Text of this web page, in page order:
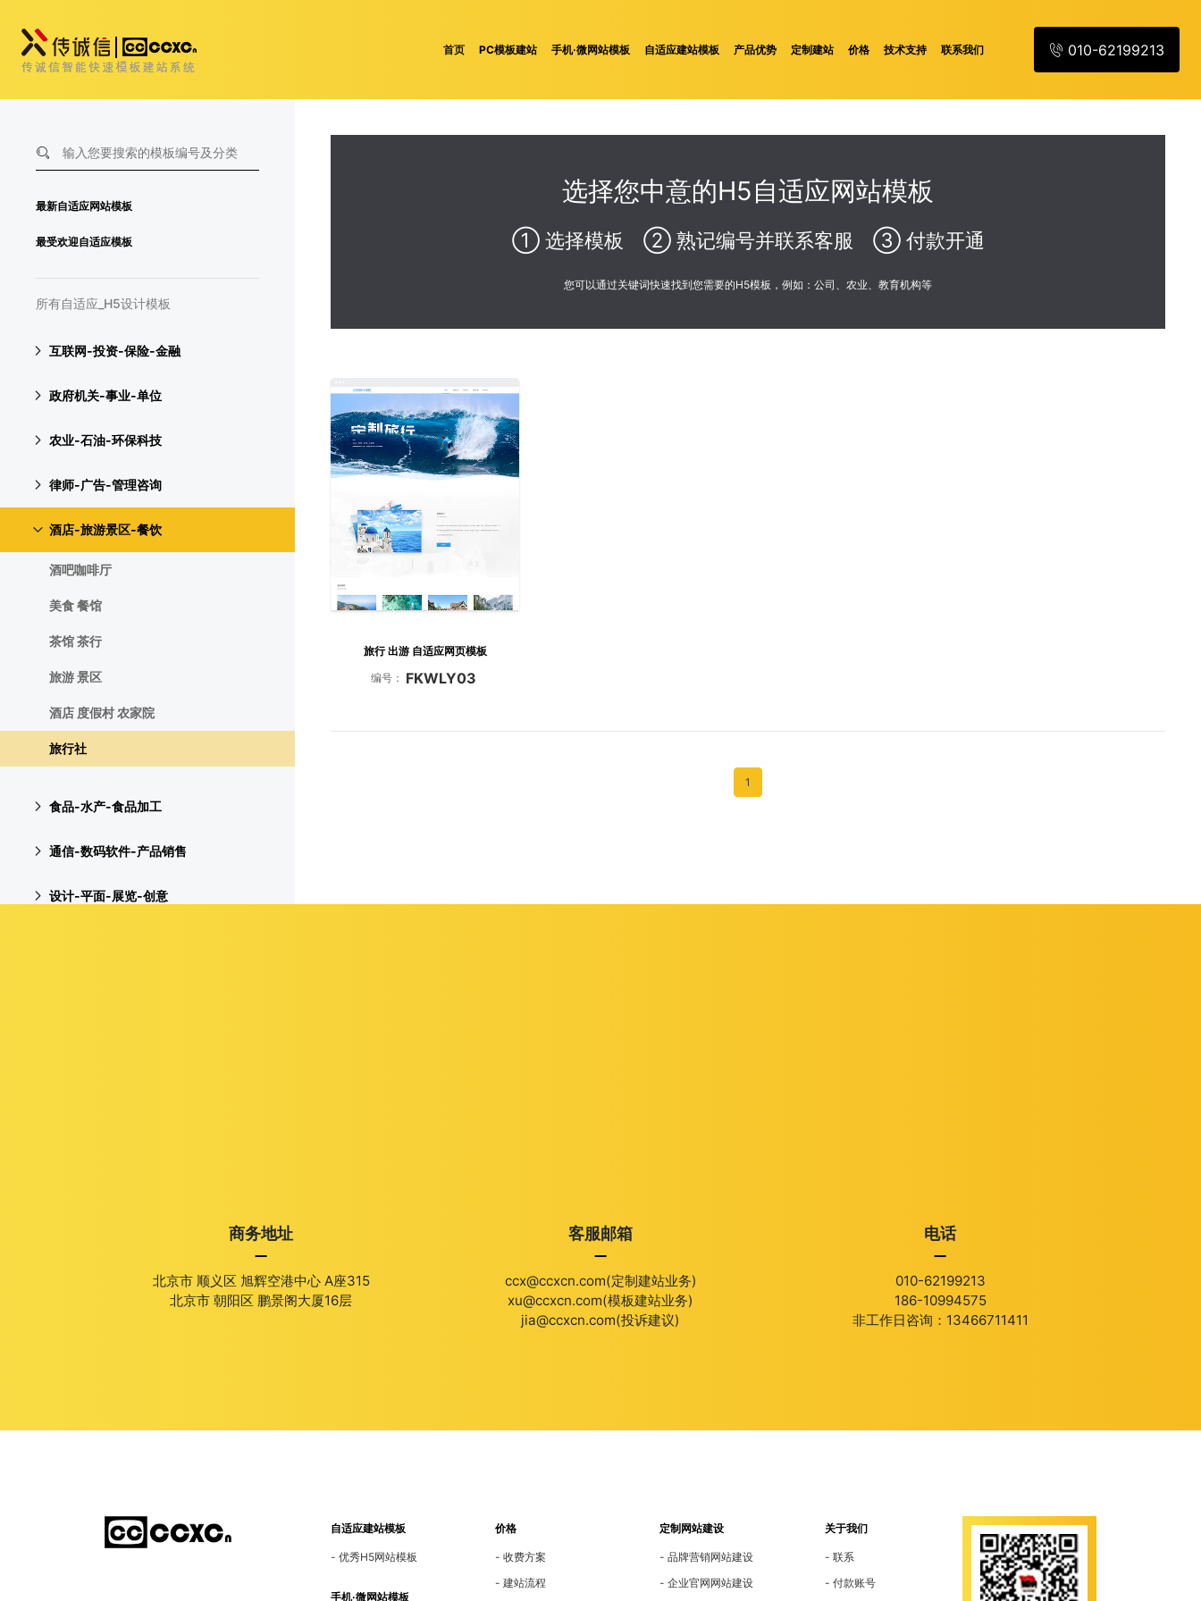
首页 PC模板建站 手机·微网站模板 自适应建站模板 产品优势 定制建站 价格 技术支持 联系我们 010-62199213
最新自适应网站模板
最受欢迎自适应模板
所有自适应_H5设计模板
互联网-投资-保险-金融
政府机关-事业-单位
农业-石油-环保科技
律师-广告-管理咨询
酒店-旅游景区-餐饮
酒吧咖啡厅
美食 餐馆
茶馆 茶行
旅游 景区
酒店 度假村 农家院
旅行社
食品-水产-食品加工
通信-数码软件-产品销售
设计-平面-展览-创意
建筑机械-加工-自动化
外贸-外语-英文
选择您中意的H5自适应网站模板
① 选择模板 ② 熟记编号并联系客服 ③ 付款开通
您可以通过关键词快速找到您需要的H5模板，例如：公司、农业、教育机构等
旅行 出游 自适应网页模板
编号： FKWLY03
1
商务地址
北京市 顺义区 旭辉空港中心 A座315
北京市 朝阳区 鹏景阁大厦16层
客服邮箱
ccx@ccxcn.com(定制建站业务)
xu@ccxcn.com(模板建站业务)
jia@ccxcn.com(投诉建议)
电话
010-62199213
186-10994575
非工作日咨询：13466711411
自适应建站模板
优秀H5网站模板
手机·微网站模板
价格
收费方案
建站流程
定制网站建设
品牌营销网站建设
企业官网网站建设
关于我们
联系
付款账号